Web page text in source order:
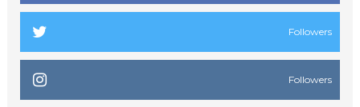
Followers
Followers